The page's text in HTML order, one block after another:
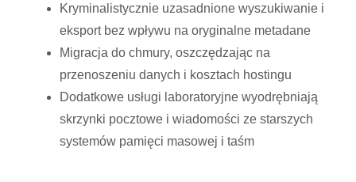
Kryminalistycznie uzasadnione wyszukiwanie i
eksport bez wpływu na oryginalne metadane
Migracja do chmury, oszczędzając na
przenoszeniu danych i kosztach hostingu
Dodatkowe usługi laboratoryjne wyodrębniają
skrzynki pocztowe i wiadomości ze starszych
systemów pamięci masowej i taśm